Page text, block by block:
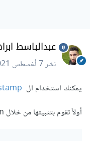
عبدالباسط
نشر7 أغسطس 2021
يمكنك استخدام ال
أولاً تقوم بتثبيتها من خلال npm